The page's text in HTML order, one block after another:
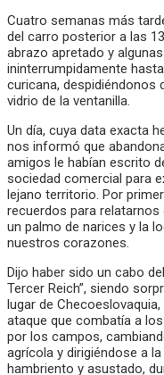
Cuatro semanas más
del carro posterior a las
abrazo apretado y
ininterrumpidamente
curicana, despidiéndonos
vidrio de la ventanilla.
Un día, cuya data exacta
nos informó que
amigos le habían escrito
sociedad comercial para
lejano territorio. Por
recuerdos para relatarnos
un palmo de narices y la
nuestros corazones.
Dijo haber sido un cabo
Tercer Reich”, siendo
lugar de
ataque que combatía a
por los campos,
agrícola y dirigiéndose a
hambriento y asustado,